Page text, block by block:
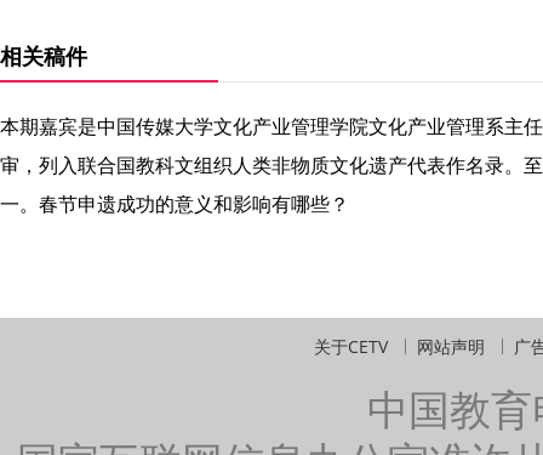
相关稿件
本期嘉宾是中国传媒大学文化产业管理学院文化产业管理系
审，列入联合国教科文组织人类非物质文化遗产代表作名录。
一。春节申遗成功的意义和影响有哪些？
关于CETV 网站声明 广
中国教